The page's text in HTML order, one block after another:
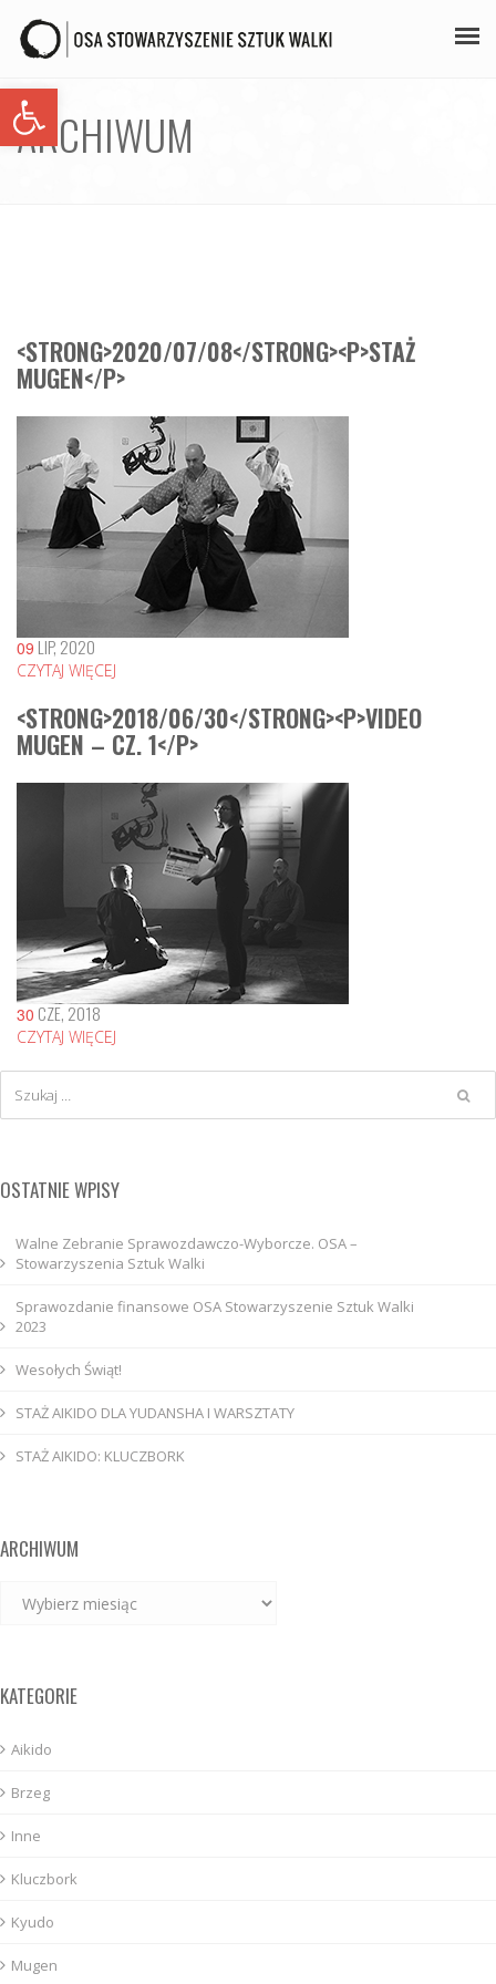
Open toolbar
KONTAKT
ARCHIWUM
<STRONG>2020/07/08</STRONG><P>STAŻ
MUGEN</P>
09 LIP, 2020
CZYTAJ WIĘCEJ
<STRONG>2018/06/30</STRONG><P>VIDEO
MUGEN – CZ. 1</P>
30 CZE, 2018
CZYTAJ WIĘCEJ
OSTATNIE WPISY
Walne Zebranie Sprawozdawczo-Wyborcze. OSA –
Stowarzyszenia Sztuk Walki
Sprawozdanie finansowe OSA Stowarzyszenie Sztuk Walki
2023
Wesołych Świąt!
STAŻ AIKIDO DLA YUDANSHA I WARSZTATY
STAŻ AIKIDO: KLUCZBORK
ARCHIWUM
KATEGORIE
Aikido
Brzeg
Inne
Kluczbork
Kyudo
Mugen